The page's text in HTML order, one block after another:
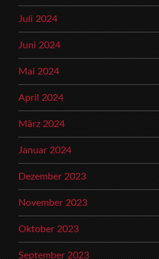
Juli 2024
Juni 2024
Mai 2024
April 2024
März 2024
Januar 2024
Dezember 2023
November 2023
Oktober 2023
September 2023